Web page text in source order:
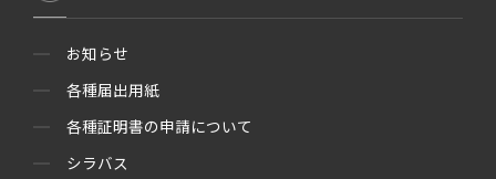
お知らせ
各種届出用紙
各種証明書の申請について
シラバス